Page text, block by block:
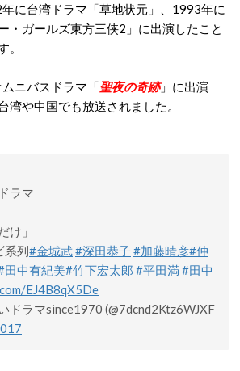
に台湾ドラマ「草地状元」、1993年に
・ガールズ東方三侠2」に出演したこと
。
ニバスドラマ「聖夜の奇跡」に出演
湾や中国でも放送されました。
ラマ
け」
系列#金城武#深田恭子#加藤晴彦#仲
田中有紀美#竹下宏太郎 #平田満#田中
EJ4B8qX5De
ドラマsince1970 (@7dcnd2Ktz6WJXF